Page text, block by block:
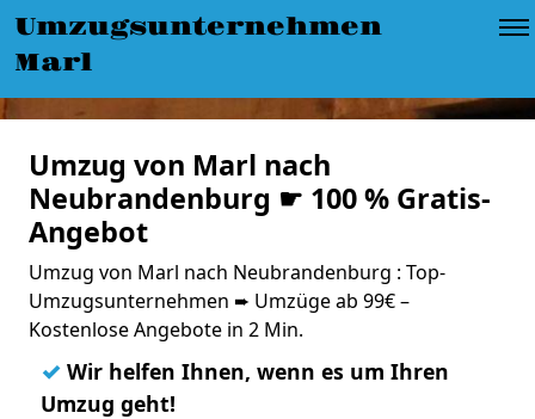
Umzugsunternehmen
Marl
Umzug von Marl nach
Neubrandenburg ☛ 100 % Gratis-
Angebot
Umzug von Marl nach Neubrandenburg : Top-
Umzugsunternehmen ➨ Umzüge ab 99€ –
Kostenlose Angebote in 2 Min.
✓ Wir helfen Ihnen, wenn es um Ihren
Umzug geht!